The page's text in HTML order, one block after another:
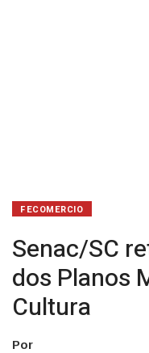
FECOMERCIO
Senac/SC
dos Planos
Cultura
Por